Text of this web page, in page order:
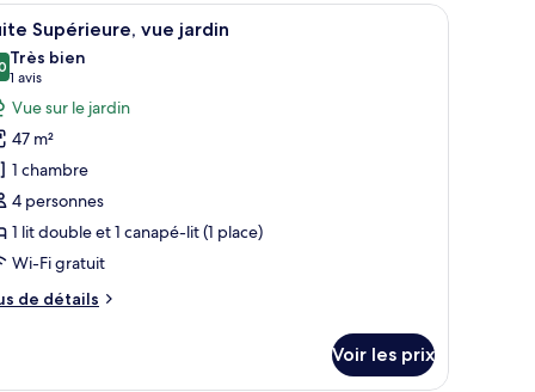
grand lit, d’une table à manger avec des chaises, d’une kitchenette et
:
Une chambre d’hôtel équipée d’un lit,
15 Supérieure, vue jardin
sur 10
Très bien
1 avis
(1 avis)
Vue sur le jardin
47 m²
1 chambre
4 personnes
1 lit double et 1 canapé-lit (1 place)
Wi-Fi gratuit
de détails
Voir les prix